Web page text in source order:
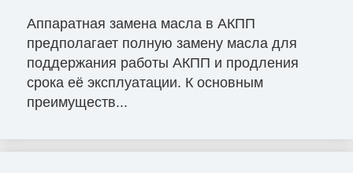
Аппаратная замена масла в АКПП
предполагает полную замену масла для
поддержания работы АКПП и продления
срока её эксплуатации. К основным
преимуществ...